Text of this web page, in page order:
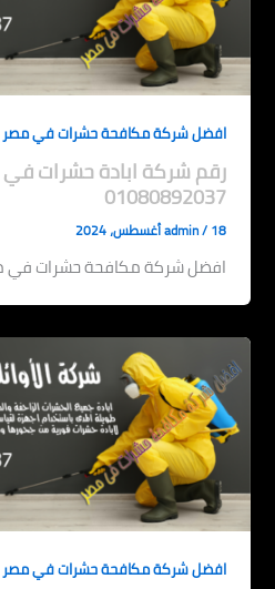
افضل شركة مكافحة حشرات في مصر
رقم شركة ابادة حشرات في
01080892037
admin/18 أغسطس، 2024
افضل شركة مكافحة حشرات في مصر
افضل شركة مكافحة حشرات في مصر